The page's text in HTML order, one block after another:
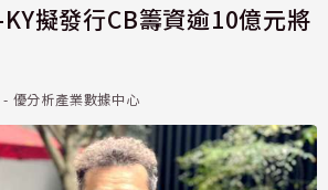
擬發行CB籌資逾10億元將
優分析產業數據中心